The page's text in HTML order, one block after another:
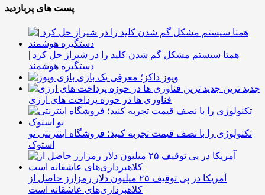
پست های پربازدید
همتا سیستم مشکل گم شدن کلید را در شیراز حل کرد |
دستگیره هوشمند
ویوز داکز؛ معرفی یک بازی
جدید ترین
فناوری ها در حوزه پرداخت های ارزی
تکنولوژی را با نصف قیمت تجربه کنید؛ فروشگاه اینترنتی نو
استوک
آمریکا در پی توقیف ۲۵ میلیون دلار رمزارز حاصل از
کلاهبرداری‌های عاشقانه است